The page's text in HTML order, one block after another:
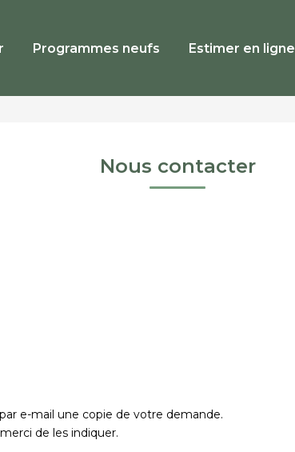
Programmes neufs Estimer en ligne
Nous contacter
e-mail une copie de votre demande.
de les indiquer.